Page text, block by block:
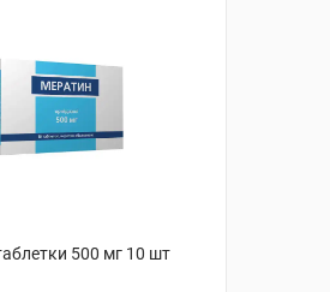
500 мг 10 шт